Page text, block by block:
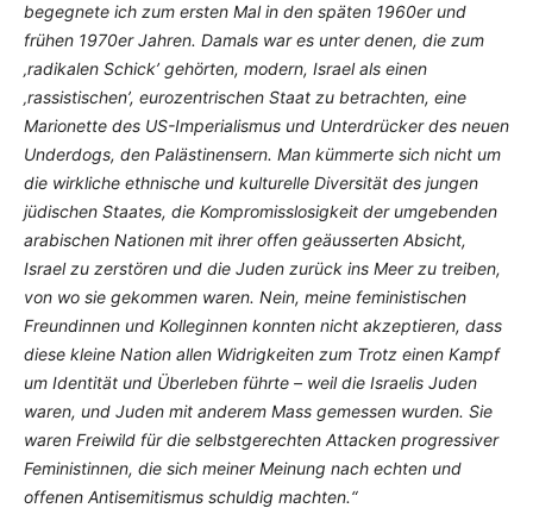
begegnete ich zum ersten Mal in den späten 1960er und
frühen 1970er Jahren. Damals war es unter denen, die zum
‚radikalen Schick’ gehörten, modern, Israel als einen
‚rassistischen’, eurozentrischen Staat zu betrachten, eine
Marionette des US-Imperialismus und Unterdrücker des neuen
Underdogs, den Palästinensern. Man kümmerte sich nicht um
die wirkliche ethnische und kulturelle Diversität des jungen
jüdischen Staates, die Kompromisslosigkeit der umgebenden
arabischen Nationen mit ihrer offen geäusserten Absicht,
Israel zu zerstören und die Juden zurück ins Meer zu treiben,
von wo sie gekommen waren. Nein, meine feministischen
Freundinnen und Kolleginnen konnten nicht akzeptieren, dass
diese kleine Nation allen Widrigkeiten zum Trotz einen Kampf
um Identität und Überleben führte – weil die Israelis Juden
waren, und Juden mit anderem Mass gemessen wurden. Sie
waren Freiwild für die selbstgerechten Attacken progressiver
Feministinnen, die sich meiner Meinung nach echten und
offenen Antisemitismus schuldig machten.“